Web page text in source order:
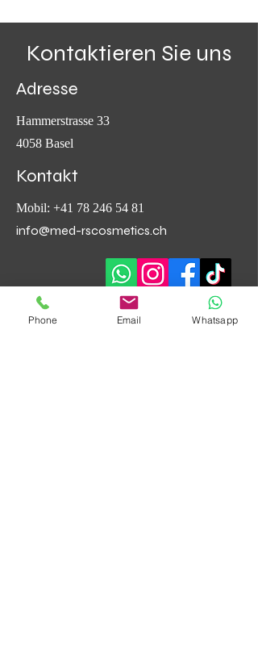
Kontaktieren Sie uns
Adresse
Hammerstrasse 33
4058 Basel
Kontakt
Mobil: +41 78 246 54 81
info@med-rscosmetics.ch
Öffnungszeiten
Phone Email Whatsapp